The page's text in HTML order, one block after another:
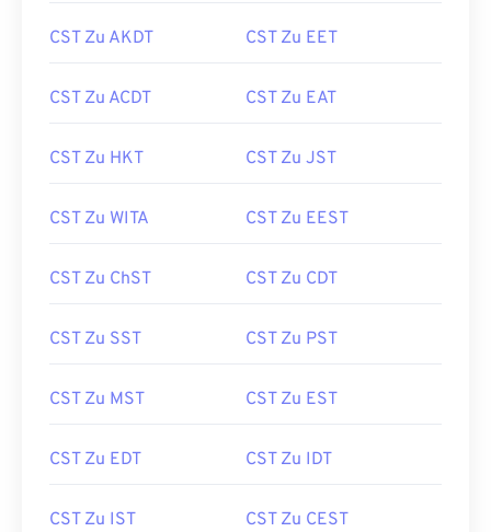
CST Zu AKDT CST Zu EET
CST Zu ACDT CST Zu EAT
CST Zu HKT CST Zu JST
CST Zu WITA CST Zu EEST
CST Zu ChST CST Zu CDT
CST Zu SST CST Zu PST
CST Zu MST CST Zu EST
CST Zu EDT CST Zu IDT
CST Zu IST CST Zu CEST